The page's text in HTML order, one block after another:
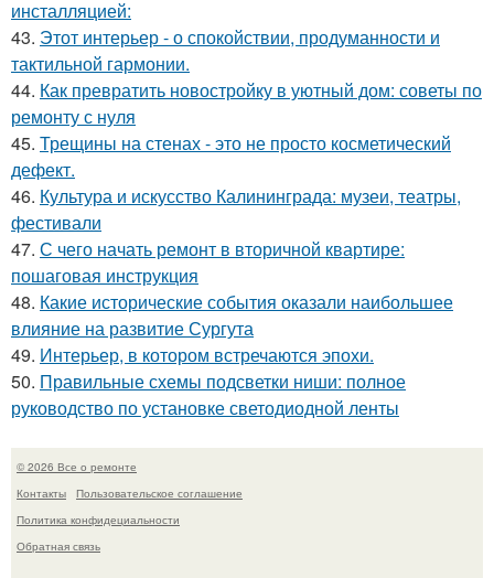
инсталляцией:
43. Этот интерьер - о спокойствии, продуманности и
тактильной гармонии.
44. Как превратить новостройку в уютный дом: советы по
ремонту с нуля
45. Трещины на стенах - это не просто косметический
дефект.
46. Культура и искусство Калининграда: музеи, театры,
фестивали
47. С чего начать ремонт в вторичной квартире:
пошаговая инструкция
48. Какие исторические события оказали наибольшее
влияние на развитие Сургута
49. Интерьер, в котором встречаются эпохи.
50. Правильные схемы подсветки ниши: полное
руководство по установке светодиодной ленты
© 2026 Все о ремонте
Контакты
Пользовательское соглашение
Политика конфидециальности
Обратная связь